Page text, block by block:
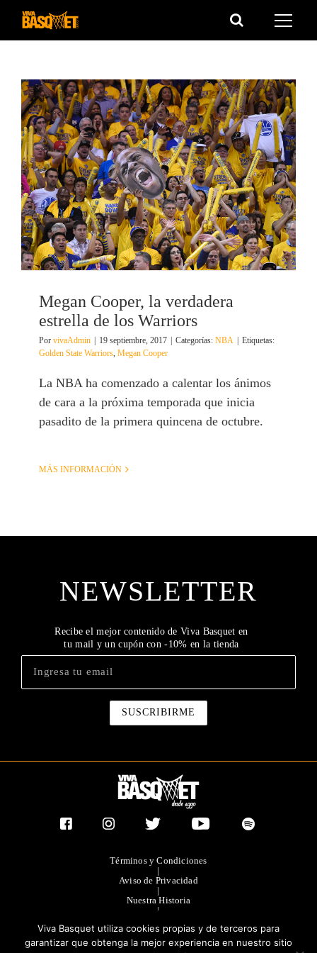
Saltar
Megan Cooper, la verdadera
estrella de los Warriors
Por vivaAdmin 19 septiembre, 2017 Categorías: NBA
Etiquetas:
Golden State Warriors, Megan Cooper
La NBA ha comenzado a calentar los ánimos
de cara a la próxima temporada que inicia
pasadito de la primera quincena de octubre.
MÁS INFORMACIÓN
NEWSLETTER
Recibe el mejor contenido de Viva Basquet en
tu mail y un cupón con -10% en la tienda
Términos y Condiciones
|
Aviso de Privacidad
|
Nuestra Historia
|
|
Publicidad
Viva Basquet utiliza cookies propias y de terceros para
garantizar que obtenga la mejor experiencia en nuestro sitio